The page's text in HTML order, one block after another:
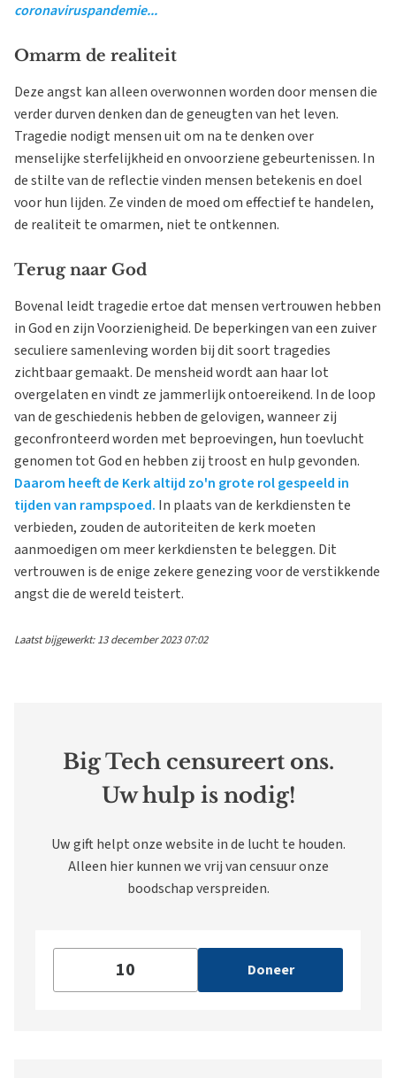
coronaviruspandemie...
Omarm de realiteit
Deze angst kan alleen overwonnen worden door mensen die
verder durven denken dan de geneugten van het leven.
Tragedie nodigt mensen uit om na te denken over
menselijke sterfelijkheid en onvoorziene gebeurtenissen. In
de stilte van de reflectie vinden mensen betekenis en doel
voor hun lijden. Ze vinden de moed om effectief te handelen,
de realiteit te omarmen, niet te ontkennen.
Terug naar God
Bovenal leidt tragedie ertoe dat mensen vertrouwen hebben
in God en zijn Voorzienigheid. De beperkingen van een zuiver
seculiere samenleving worden bij dit soort tragedies
zichtbaar gemaakt. De mensheid wordt aan haar lot
overgelaten en vindt ze jammerlijk ontoereikend. In de loop
van de geschiedenis hebben de gelovigen, wanneer zij
geconfronteerd worden met beproevingen, hun toevlucht
genomen tot God en hebben zij troost en hulp gevonden.
Daarom heeft de Kerk altijd zo'n grote rol gespeeld in
tijden van rampspoed. In plaats van de kerkdiensten te
verbieden, zouden de autoriteiten de kerk moeten
aanmoedigen om meer kerkdiensten te beleggen. Dit
vertrouwen is de enige zekere genezing voor de verstikkende
angst die de wereld teistert.
Laatst bijgewerkt: 13 december 2023 07:02
Big Tech censureert ons.
Uw hulp is nodig!
Uw gift helpt onze website in de lucht te houden.
Alleen hier kunnen we vrij van censuur onze
boodschap verspreiden.
Doneer